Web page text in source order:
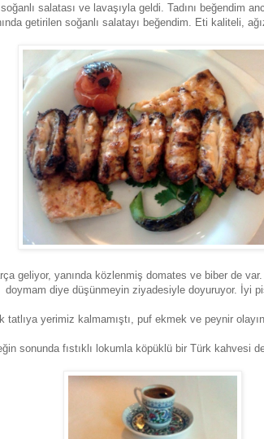
salatası ve lavaşıyla geldi. Tadını beğendim
getirilen soğanlı salatayı beğendim. Eti kaliteli,
geliyor, yanında közlenmiş domates ve biber de
doymam diye düşünmeyin ziyadesiyle doyuruyor. İyi
tatlıya yerimiz kalmamıştı, puf ekmek ve peynir
sonunda fıstıklı lokumla köpüklü bir Türk kahvesi